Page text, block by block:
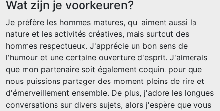
Wat zijn je voorkeuren?
Je préfère les hommes matures, qui aiment aussi la
nature et les activités créatives, mais surtout des
hommes respectueux. J'apprécie un bon sens de
l'humour et une certaine ouverture d'esprit. J'aimerais
que mon partenaire soit également coquin, pour que
nous puissions partager des moment pleins de rire et
d'émerveillement ensemble. De plus, j'adore les longues
conversations sur divers sujets, alors j'espère que vous